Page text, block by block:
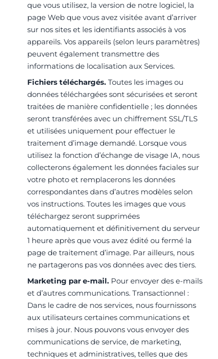
que vous utilisez, la version de notre logiciel, la
page Web que vous avez visitée avant d’arriver
sur nos sites et les identifiants associés à vos
appareils. Vos appareils (selon leurs paramètres)
peuvent également transmettre des
informations de localisation aux Services.
Fichiers téléchargés. Toutes les images ou
données téléchargées sont sécurisées et seront
traitées de manière confidentielle ; les données
seront transférées avec un chiffrement SSL/TLS
et utilisées uniquement pour effectuer le
traitement d’image demandé. Lorsque vous
utilisez la fonction d’échange de visage IA, nous
collecterons également les données faciales sur
votre photo et remplacerons les données
correspondantes dans d’autres modèles selon
vos instructions. Toutes les images que vous
téléchargez seront supprimées
automatiquement et définitivement du serveur
1 heure après que vous avez édité ou fermé la
page de traitement d’image. Par ailleurs, nous
ne partagerons pas vos données avec des tiers.
Marketing par e-mail. Pour envoyer des e-mails
et d’autres communications. Transactionnel :
Dans le cadre de nos services, nous fournissons
aux utilisateurs certaines communications et
mises à jour. Nous pouvons vous envoyer des
communications de service, de marketing,
techniques et administratives, telles que des